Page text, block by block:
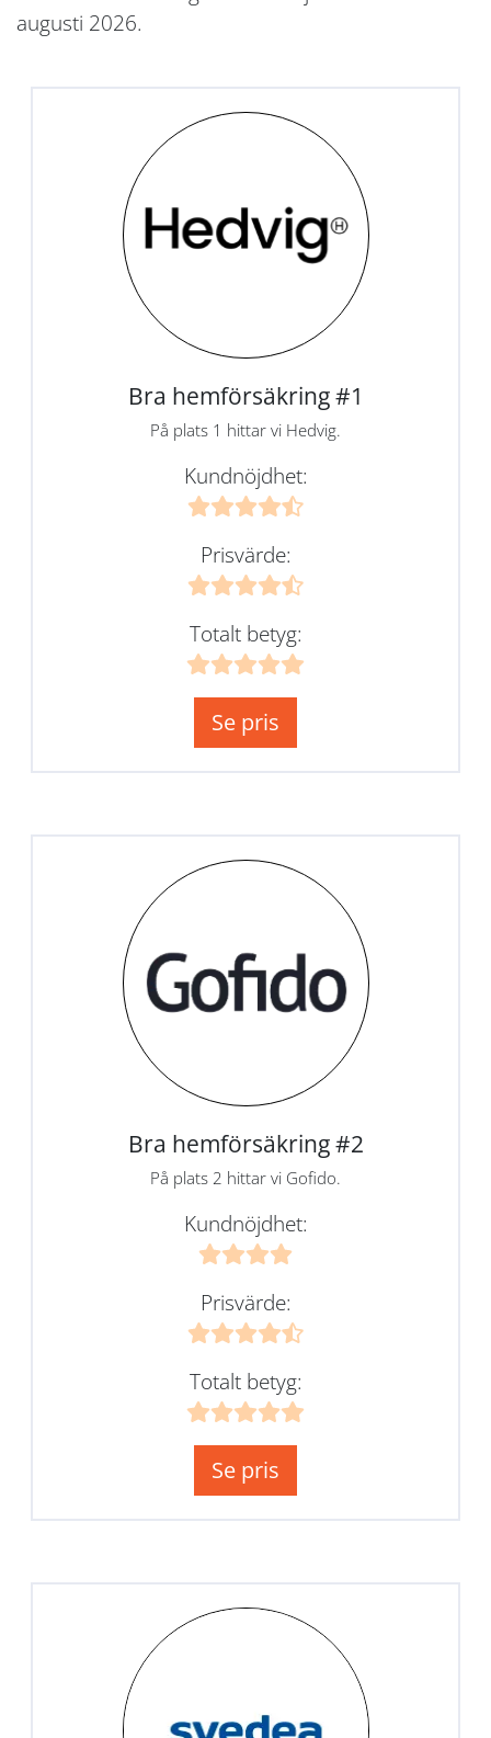
augusti 2026.
Bra hemförsäkring #1
På plats 1 hittar vi Hedvig.
Kundnöjdhet:
Prisvärde:
Totalt betyg:
Se pris
Bra hemförsäkring #2
På plats 2 hittar vi Gofido.
Kundnöjdhet:
Prisvärde:
Totalt betyg:
Se pris